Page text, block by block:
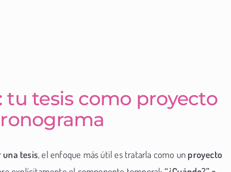
tu tesis como proyecto
tesis, el enfoque más útil es tratarla como un proyecto